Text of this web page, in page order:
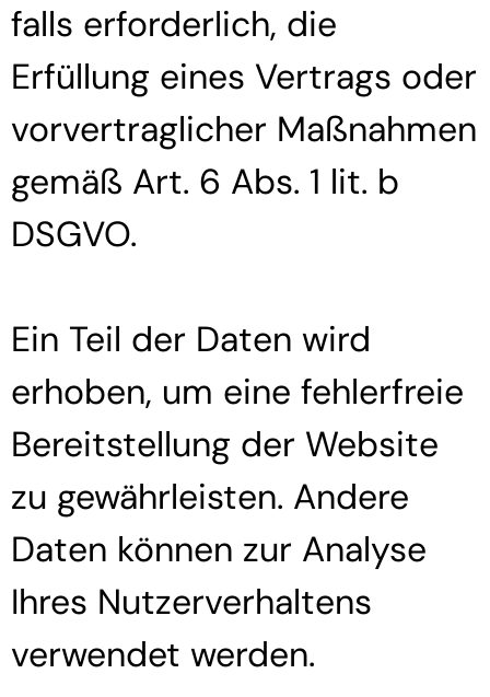
falls erforderlich, die
Erfüllung eines Vertrags oder
vorvertraglicher Maßnahmen
gemäß Art. 6 Abs. 1 lit. b
DSGVO.
Ein Teil der Daten wird
erhoben, um eine fehlerfreie
Bereitstellung der Website
zu gewährleisten. Andere
Daten können zur Analyse
Ihres Nutzerverhaltens
verwendet werden.